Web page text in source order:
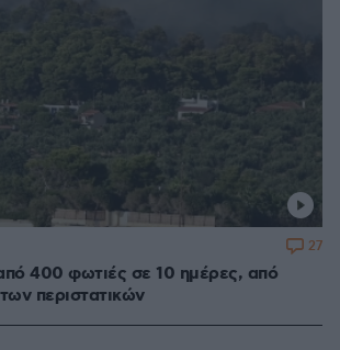
400 φωτιές σε 10 ημέρες, από
περιστατικών
27